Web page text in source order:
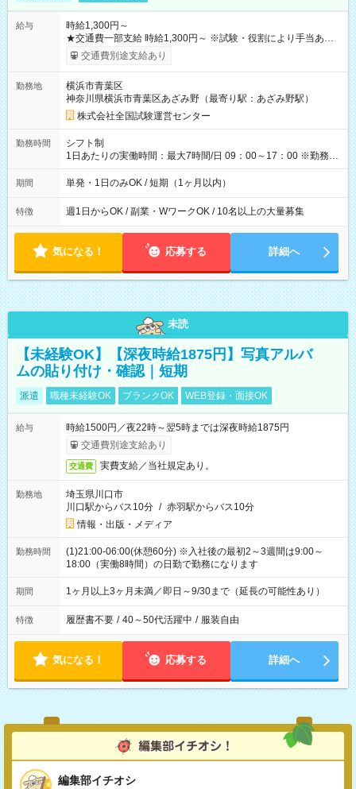
給与
時給1,300円～
★交通費一部支給 時給1,300円～ ※試験・役割により手当あり
※勤務回数により昇給あり 【即給（前払い）オプションあ
り！】 希望される場合、勤務から1週間ほどで給与の一部を受け
例】 ・河合塾模擬試験 8:30～17:30（休憩1時間） 時給1,300円
×8時間＝日収10,400円＋交通費 ※当日の役割により時給＋100
円の場合あり ・国家試験 7:00～13:30（休憩なし） 時給1,300
円（役割手当＋100円）×6時間＝日収8,400円＋交通費 【試用期
間】試用期間なし
交通費別途支給あり
勤務地
横浜市青葉区
神奈川県横浜市青葉区あざみ野（最寄り駅：あざみ野駅）
株式会社全国試験運営センター
勤務時間
シフト制
1日あたりの実働時間：最大7時間/日 09：00～17：00 ※勤務時
間は 試験により異なります。
期間 単発・1日のみOK / 短期（1ヶ月以内）
特徴 週1日からOK / 副業・WワークOK / 10名以上の大量募集
気になる！ 応募する 詳細へ
未読
【未経験OK】【深夜時給1875円】写真アルバ
ムの貼り付け・確認｜短期
派遣 職種未経験OK ブランクOK WEB登録・面接OK
給与
時給1500円／夜22時～翌5時までは深夜時給1875円
交通費別途支給あり
交通費 実費支給／当社規定あり。
勤務地
埼玉県川口市
川口駅からバス10分 / 赤羽駅からバス10分
情報・出版・メディア
勤務時間
(1)21:00-06:00(休憩60分) ※入社後の最初2～3週間は9:00～
18:00（実働8時間）の日勤で勤務になります
期間 1ヶ月以上3ヶ月未満／即日～9/30まで（延長の可能性あり）
特徴 履歴書不要 / 40～50代活躍中 / 服装自由
気になる！ 応募する 詳細へ
編集部イチオシ